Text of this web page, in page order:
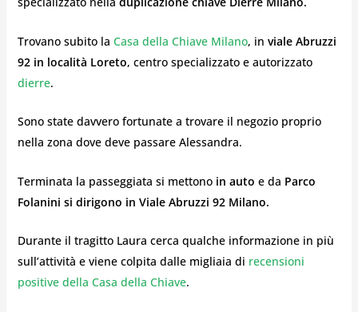
Trovano subito la Casa della Chiave Milano, in viale Abruzzi
92 in località Loreto, centro specializzato e autorizzato
dierre.
Sono state davvero fortunate a trovare il negozio proprio
nella zona dove deve passare Alessandra.
Terminata la passeggiata si mettono in auto e da Parco
Folanini si dirigono in Viale Abruzzi 92 Milano.
Durante il tragitto Laura cerca qualche informazione in più
sull’attività e viene colpita dalle migliaia di recensioni
positive della Casa della Chiave.